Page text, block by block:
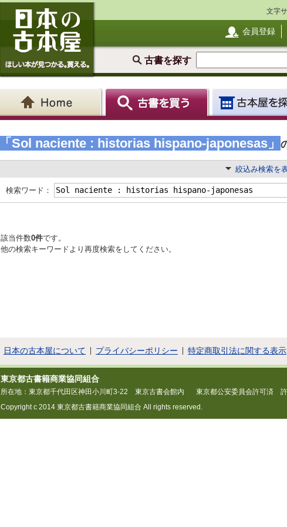
文字
会員登録
古書を探す
「Sol naciente : historias hispano-japonesas」
絞込み検索を
検索ワード：
該当件数0件です。
他の検索キーワードより再度検索をしてください。
日本の古本屋について プライバシーポリシー 特定商取引法に関する表示
東京都古書籍商業協同組合
所在地：東京都千代田区神田小川町3-22 東京古書会館内
東京都公安委員会許可済
Copyright c 2014 東京都古書籍商業協同組合 All rights reserved.